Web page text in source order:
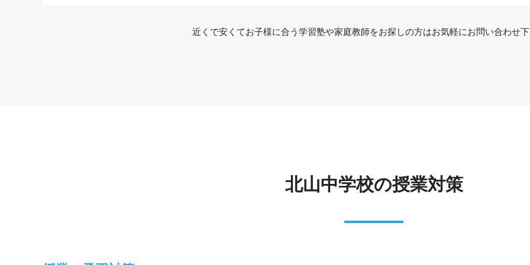
近くで安くてお子様に合う学習塾や家庭教師をお探しの方はお気軽にお問い合わせ
北山中学校の授業対策